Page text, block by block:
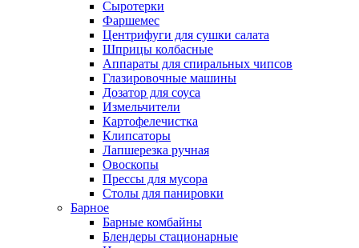
Сыротерки
Фаршемес
Центрифуги для сушки салата
Шприцы колбасные
Аппараты для спиральных чипсов
Глазировочные машины
Дозатор для соуса
Измельчители
Картофелечистка
Клипсаторы
Лапшерезка ручная
Овоскопы
Прессы для мусора
Столы для панировки
Барное
Барные комбайны
Блендеры стационарные